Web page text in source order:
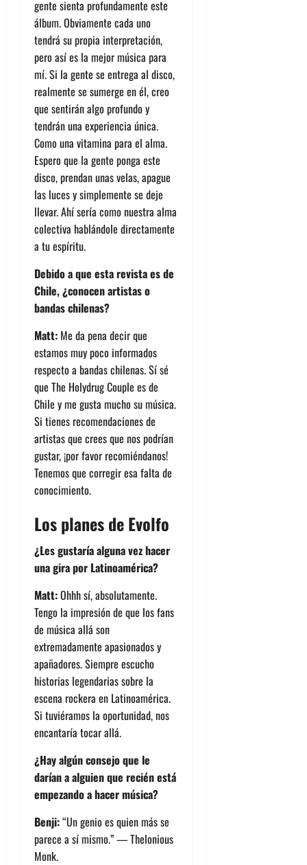
gente sienta profundamente este
álbum. Obviamente cada uno
tendrá su propia interpretación,
pero así es la mejor música para
mí. Si la gente se entrega al disco,
realmente se sumerge en él, creo
que sentirán algo profundo y
tendrán una experiencia única.
Como una vitamina para el alma.
Espero que la gente ponga este
disco, prendan unas velas, apague
las luces y simplemente se deje
llevar. Ahí sería como nuestra alma
colectiva hablándole directamente
a tu espíritu.
Debido a que esta revista es de
Chile, ¿conocen artistas o
bandas chilenas?
Matt: Me da pena decir que
estamos muy poco informados
respecto a bandas chilenas. Sí sé
que The Holydrug Couple es de
Chile y me gusta mucho su música.
Si tienes recomendaciones de
artistas que crees que nos podrían
gustar, ¡por favor recomiéndanos!
Tenemos que corregir esa falta de
conocimiento.
Los planes de Evolfo
¿Les gustaría alguna vez hacer
una gira por Latinoamérica?
Matt:Ohhh sí, absolutamente.
Tengo la impresión de que los fans
de música allá son
extremadamente apasionados y
apañadores. Siempre escucho
historias legendarias sobre la
escena rockera en Latinoamérica.
Si tuviéramos la oportunidad, nos
encantaría tocar allá.
¿Hay algún consejo que le
darían a alguien que recién está
empezando a hacer música?
Benji:“Un genio es quien más se
parece a sí mismo.” — Thelonious
Monk.